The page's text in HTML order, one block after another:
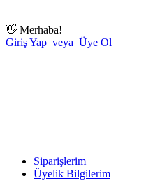
👋 Merhaba!
Giriş Yap veya Üye Ol
Siparişlerim
Üyelik Bilgilerim